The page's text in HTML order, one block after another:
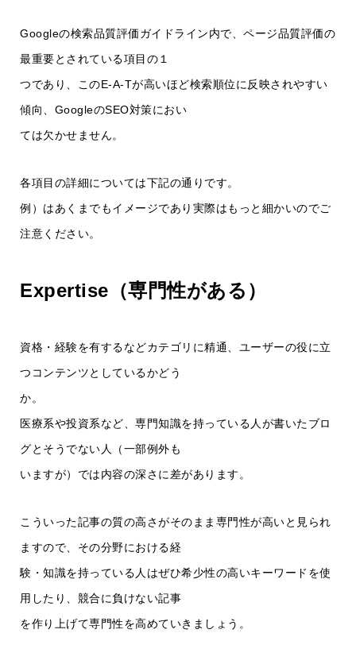
Googleの検索品質評価ガイドライン内で、ページ品質評価の
最重要とされている項目の１
つであり、このE-A-Tが高いほど検索順位に反映されやすい
傾向、GoogleのSEO対策におい
ては欠かせません。
各項目の詳細については下記の通りです。
例）はあくまでもイメージであり実際はもっと細かいのでご
注意ください。
Expertise（専門性がある）
資格・経験を有するなどカテゴリに精通、ユーザーの役に立
つコンテンツとしているかどう
か。
医療系や投資系など、専門知識を持っている人が書いたブロ
グとそうでない人（一部例外も
いますが）では内容の深さに差があります。
こういった記事の質の高さがそのまま専門性が高いと見られ
ますので、その分野における経
験・知識を持っている人はぜひ希少性の高いキーワードを使
用したり、競合に負けない記事
を作り上げて専門性を高めていきましょう。